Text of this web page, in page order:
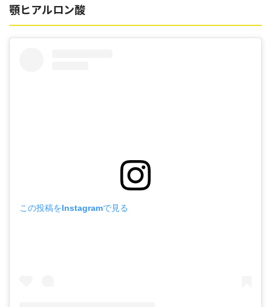
顎ヒアルロン酸
この投稿をInstagramで見る